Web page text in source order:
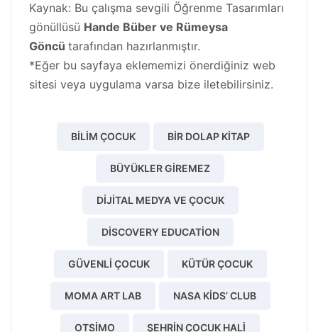
Kaynak: Bu çalışma sevgili Öğrenme Tasarımları
gönüllüsü Hande Büber ve Rümeysa
Göncü tarafından hazırlanmıştır.
*Eğer bu sayfaya eklememizi önerdiğiniz web
sitesi veya uygulama varsa bize iletebilirsiniz.
BILIM ÇOCUK BIR DOLAP KITAP
BÜYÜKLER GIREMEZ
DIJITAL MEDYA VE ÇOCUK
DISCOVERY EDUCATION
GÜVENLI ÇOCUK KÜTÜR ÇOCUK
MOMA ART LAB NASA KIDS’ CLUB
OTSIMO ŞEHRIN ÇOCUK HALI